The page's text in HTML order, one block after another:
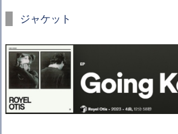
ジャケット